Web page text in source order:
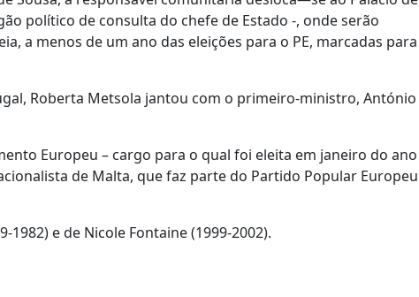
político de consulta do chefe de Estado -, onde serão
a menos de um ano das eleições para o PE, marcadas para
Roberta Metsola jantou com o primeiro-ministro, António
Europeu – cargo para o qual foi eleita em janeiro do ano
de Malta, que faz parte do Partido Popular Europeu
e de Nicole Fontaine (1999-2002).